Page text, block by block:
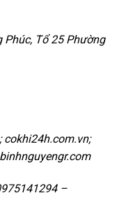
Tổ 25 Phường
cokhi24h.com.vn;
–